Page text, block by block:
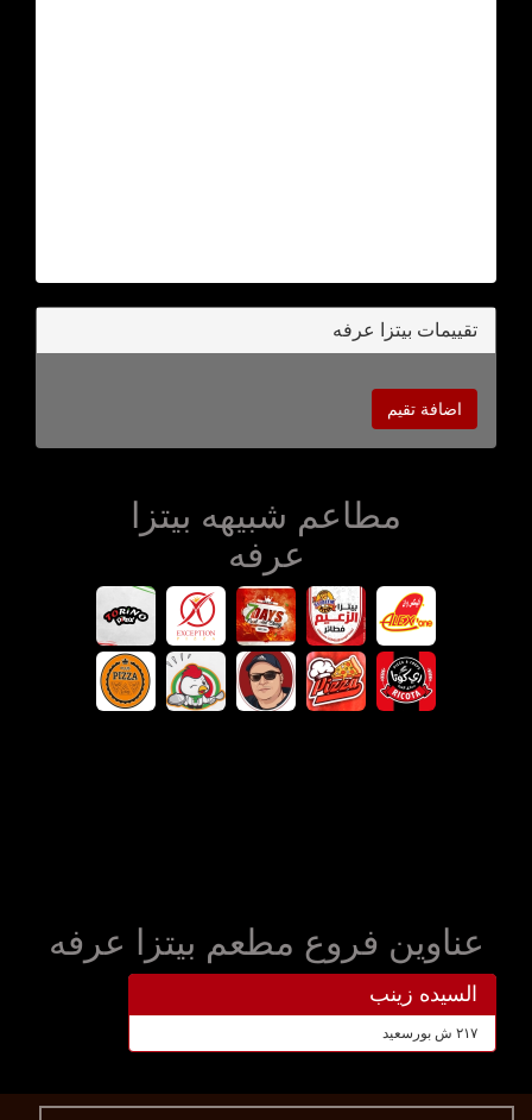
تقييمات بيتزا عرفه
اضافة تقيم
مطاعم شبيهه بيتزا
عرفه
عناوين فروع مطعم بيتزا عرفه
السيده زينب
٢١٧ ش بورسعيد